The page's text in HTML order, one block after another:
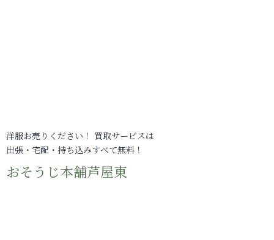
洋服お売りください！ 買取サービスは
出張・宅配・持ち込みすべて無料！
おそうじ本舗芦屋東